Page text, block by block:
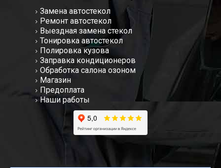
Замена автостекол
Ремонт автостекол
Выездная замена стекол
Тонировка автостекол
Полировка кузова
Заправка кондиционеров
Обработка салона озоном
Магазин
Предоплата
Наши работы